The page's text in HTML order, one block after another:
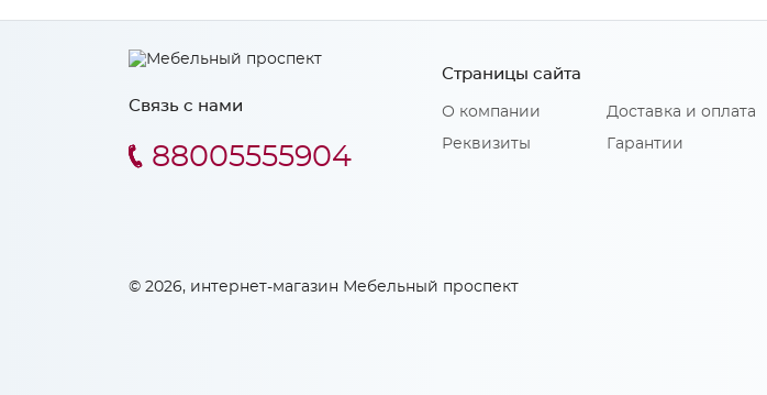
Связь с нами
88005555904
Страницы сайта
О компании
Реквизиты
Доставка и оплата
Гарантии
© 2026, интернет-магазин Мебельный проспект